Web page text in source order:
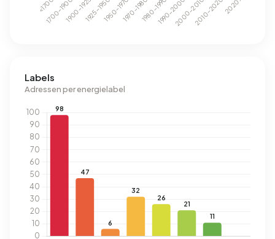
Labels
Adressen per energielabel